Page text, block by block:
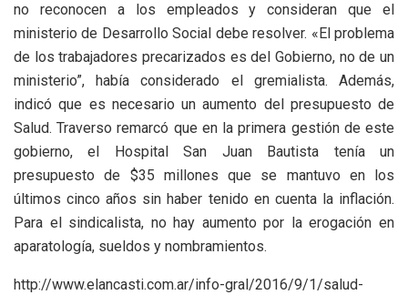
no reconocen a los empleados y consideran que el
ministerio de Desarrollo Social debe resolver. «El problema
de los trabajadores precarizados es del Gobierno, no de un
ministerio”, había considerado el gremialista. Además,
indicó que es necesario un aumento del presupuesto de
Salud. Traverso remarcó que en la primera gestión de este
gobierno, el Hospital San Juan Bautista tenía un
presupuesto de $35 millones que se mantuvo en los
últimos cinco años sin haber tenido en cuenta la inflación.
Para el sindicalista, no hay aumento por la erogación en
aparatología, sueldos y nombramientos.
http://www.elancasti.com.ar/info-gral/2016/9/1/salud-